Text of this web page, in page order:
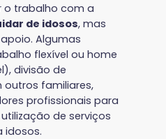
o trabalho com a
de idosos, mas
Algumas
flexível ou home
divisão de
outros familiares,
profissionais para
de serviços
idosos.